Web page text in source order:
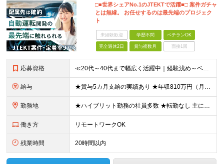
□■世界シェアNo.1のJTEKTで活躍■□ 案件ガチャ
とは無縁。 お任せするのは最先端のプロジェク
ト
未経験歓迎 学歴不問 ベテランOK
完全週休2日 賞与複数月 面接1回
応募資格 ≪20代～40代まで幅広く活躍中｜経験浅め～ベテランまで応募OK≫ ◆学歴不問 ◆以下いずれかの経験がある方 ├何らかの組込系の開発経験 └MATLABを用いたモデルベース開発
給与 ★賞与5カ月支給の実績あり ★年収810万円（月給49万円＋諸手当+賞与年2回）実例あり ＼あなたの経験を給与に還元いたします／ ▼基本的な組み込みの知識がある方 月給25.4万円～＋各種手当＋賞与
勤務地 ★ハイブリット勤務の社員多数 ★転勤なし 主に東京23区内もしくは愛知拠点にてJTEKT関連の組込プロジェクトをお任せします。 ☆その他、愛知・三重・神奈川・群馬・静岡・奈良・大阪でのプロジェクト
働き方 リモートワークOK
残業時間 20時間以内